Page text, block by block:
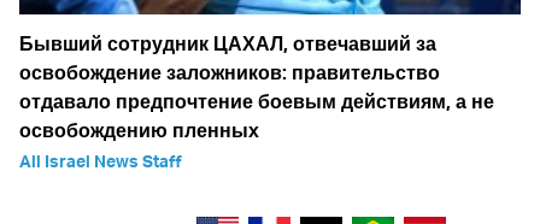
Бывший сотрудник ЦАХАЛ, отвечавший за
освобождение заложников: правительство
отдавало предпочтение боевым действиям, а не
освобождению пленных
All Israel News Staff